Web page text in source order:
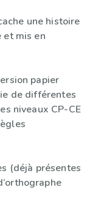
une histoire
et mis en
papier
de différentes
niveaux CP-CE
(déjà présentes